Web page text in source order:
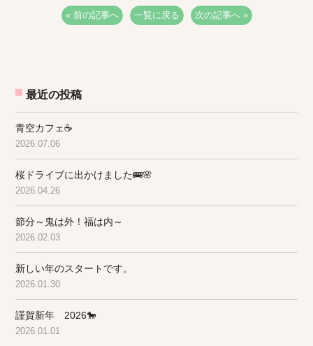
« 前の記事へ 一覧に戻る 次の記事へ »
最近の投稿
青空カフェ☕
2026.07.06
桜ドライブに出かけました🚌🌸
2026.04.26
節分～鬼は外！福は内～
2026.02.03
新しい年のスタートです。
2026.01.30
謹賀新年 2026🐎
2026.01.01